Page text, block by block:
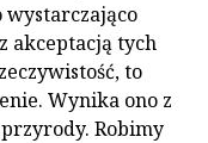
wystarczająco
akceptacją tych
to
Wynika ono z
Robimy